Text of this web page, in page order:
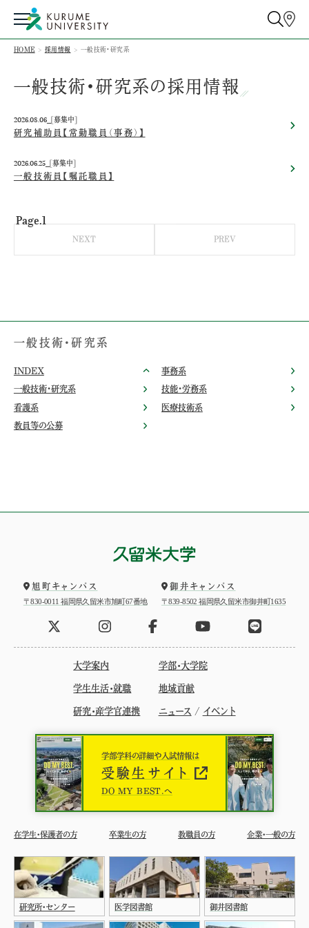
HOME 採用情報 一般技術・研究系
一般技術・研究系の採用情報
2026.08.06 [募集中]
研究補助員【常勤職員（事務）】
2026.06.25 [募集中]
一般技術員【嘱託職員】
Page.1
NEXT PREV
一般技術・研究系
INDEX 事務系
一般技術・研究系 技能・労務系
看護系 医療技術系
教員等の公募
旭町キャンパス
〒830-0011 福岡県久留米市旭町67番地
御井キャンパス
〒839-8502 福岡県久留米市御井町1635
大学案内 学部・大学院
学生生活・就職 地域貢献
研究・産学官連携 ニュース / イベント
学部学科の詳細や入試情報は
受験生サイト
DO MY BEST.へ
在学生・保護者の方 卒業生の方 教職員の方 企業・一般の方
研究所・センター 医学図書館 御井図書館